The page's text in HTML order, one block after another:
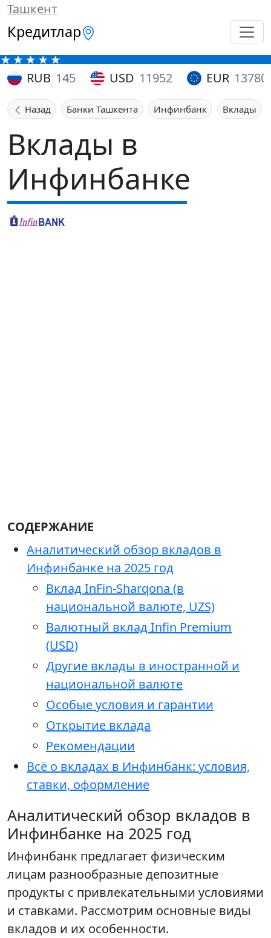
Ташкент
Кредитлар
RUB 145 USD 11952 EUR 13780
Назад Банки Ташкента Инфинбанк Вклады
Вклады в
Инфинбанке
СОДЕРЖАНИЕ
Аналитический обзор вкладов в
Инфинбанке на 2025 год
Вклад InFin-Sharqona (в
национальной валюте, UZS)
Валютный вклад Infin Premium
(USD)
Другие вклады в иностранной и
национальной валюте
Особые условия и гарантии
Открытие вклада
Рекомендации
Всё о вкладах в Инфинбанк: условия,
ставки, оформление
Аналитический обзор вкладов в
Инфинбанке на 2025 год
Инфинбанк предлагает физическим
лицам разнообразные депозитные
продукты с привлекательными условиями
и ставками. Рассмотрим основные виды
вкладов и их особенности.